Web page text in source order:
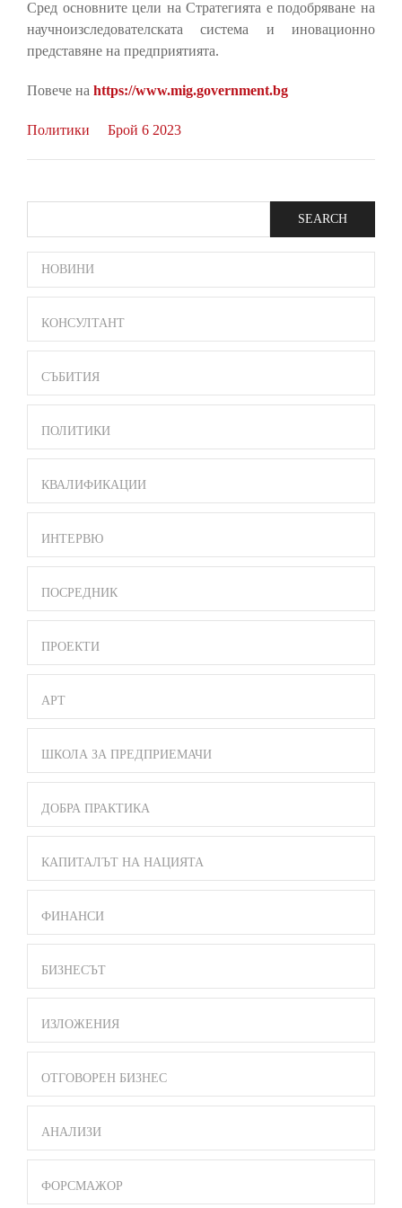
Сред основните цели на Стратегията е подобряване на
научноизследователската система и иновационно
представяне на предприятията.
Повече на https://www.mig.government.bg
Политики Брой 6 2023
SIDE
BAR
MENU
НОВИНИ
КОНСУЛТАНТ
СЪБИТИЯ
ПОЛИТИКИ
КВАЛИФИКАЦИИ
ИНТЕРВЮ
ПОСРЕДНИК
ПРОЕКТИ
АРТ
ШКОЛА ЗА ПРЕДПРИЕМАЧИ
ДОБРА ПРАКТИКА
КАПИТАЛЪТ НА НАЦИЯТА
ФИНАНСИ
БИЗНЕСЪТ
ИЗЛОЖЕНИЯ
ОТГОВОРЕН БИЗНЕС
АНАЛИЗИ
ФОРСМАЖОР